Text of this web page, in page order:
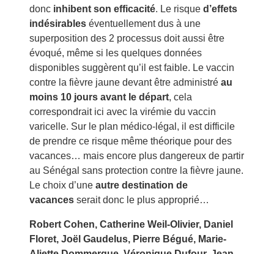
donc inhibent son efficacité. Le risque d’effets
indésirables éventuellement dus à une
superposition des 2 processus doit aussi être
évoqué, même si les quelques données
disponibles suggèrent qu’il est faible. Le vaccin
contre la fièvre jaune devant être administré au
moins 10 jours avant le départ, cela
correspondrait ici avec la virémie du vaccin
varicelle. Sur le plan médico-légal, il est difficile
de prendre ce risque même théorique pour des
vacances… mais encore plus dangereux de partir
au Sénégal sans protection contre la fièvre jaune.
Le choix d’une autre destination de
vacances serait donc le plus approprié…
Robert Cohen, Catherine Weil-Olivier, Daniel
Floret, Joël Gaudelus, Pierre Bégué, Marie-